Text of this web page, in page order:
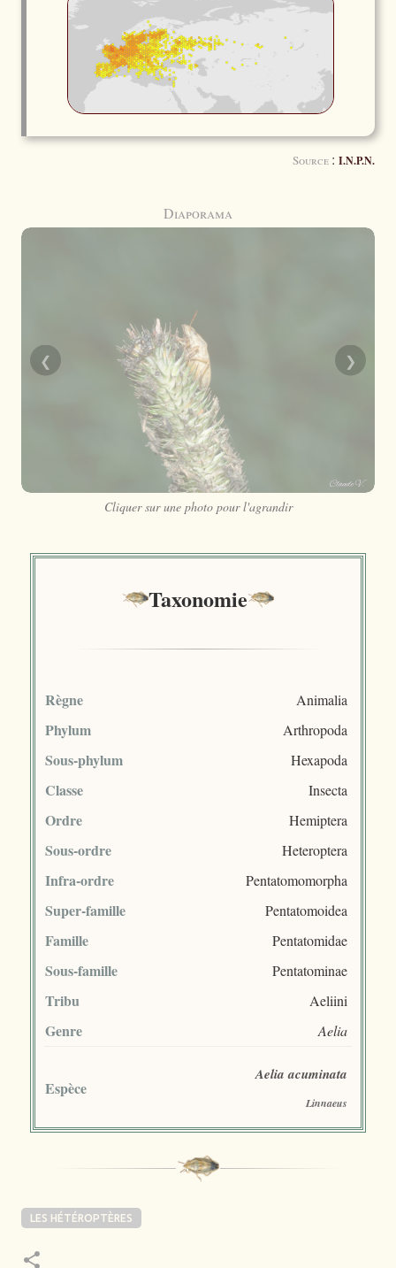
Source : I.N.P.N.
Diaporama
❮ ❯
Cliquer sur une photo pour l'agrandir
Taxonomie
Règne Animalia
Phylum Arthropoda
Sous-phylum Hexapoda
Classe Insecta
Ordre Hemiptera
Sous-ordre Heteroptera
Infra-ordre Pentatomomorpha
Super-famille Pentatomoidea
Famille Pentatomidae
Sous-famille Pentatominae
Tribu Aeliini
Genre Aelia
Espèce
Aelia acuminata
Linnaeus
LES HÉTÉROPTÈRES